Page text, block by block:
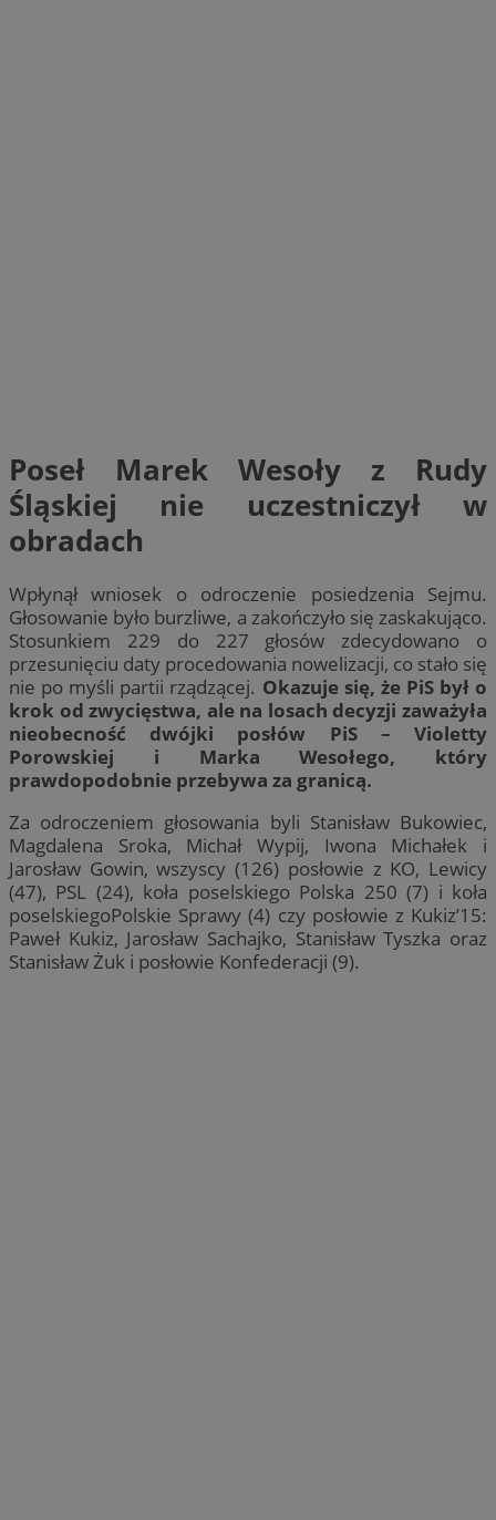
Poseł Marek Wesoły z Rudy
Śląskiej nie uczestniczył w
obradach
Wpłynął wniosek o odroczenie posiedzenia Sejmu.
Głosowanie było burzliwe, a zakończyło się zaskakująco.
Stosunkiem 229 do 227 głosów zdecydowano o
przesunięciu daty procedowania nowelizacji, co stało się
nie po myśli partii rządzącej. Okazuje się, że PiS był o
krok od zwycięstwa, ale na losach decyzji zaważyła
nieobecność dwójki posłów PiS – Violetty
Porowskiej i Marka Wesołego, który
prawdopodobnie przebywa za granicą.
Za odroczeniem głosowania byli Stanisław Bukowiec,
Magdalena Sroka, Michał Wypij, Iwona Michałek i
Jarosław Gowin, wszyscy (126) posłowie z KO, Lewicy
(47), PSL (24), koła poselskiego Polska 250 (7) i koła
poselskiegoPolskie Sprawy (4) czy posłowie z Kukiz’15:
Paweł Kukiz, Jarosław Sachajko, Stanisław Tyszka oraz
Stanisław Żuk i posłowie Konfederacji (9).